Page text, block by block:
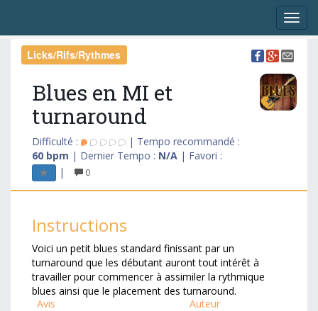
Licks/Rifs/Rythmes
Blues en MI et
turnaround
Difficulté :
| Tempo recommandé :
60 bpm | Dernier Tempo : N/A | Favori :
|
0
Instructions
Voici un petit blues standard finissant par un
turnaround que les débutant auront tout intérêt à
travailler pour commencer à assimiler la rythmique
blues ainsi que le placement des turnaround.
Avis
Auteur